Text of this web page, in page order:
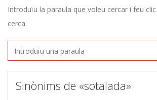
Introduïu la paraula que voleu cercar i feu
cerca.
Sinònims de «sotalada»